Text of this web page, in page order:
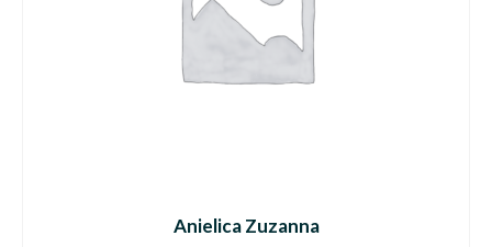
Anielica Zuzanna